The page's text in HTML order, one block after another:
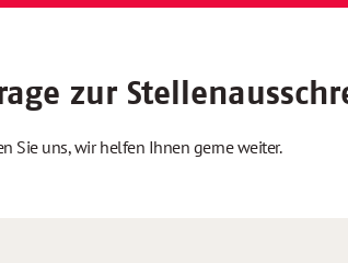
zur
Sie uns, wir helfen Ihnen gerne weiter.